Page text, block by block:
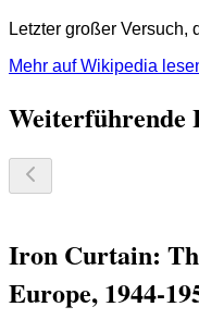
Letzter großer Versuch,
Mehr auf Wikipedia
Iron Curtain:
Europe, 1944-